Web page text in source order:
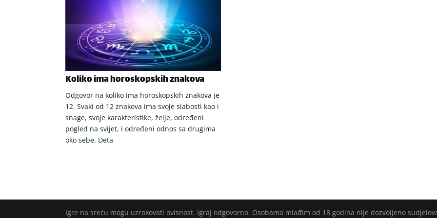
Koliko ima horoskopskih znakova
Odgovor na koliko ima horoskopskih znakova je
12. Svaki od 12 znakova ima svoje slabosti kao i
snage, svoje karakteristike, želje, određeni
pogled na svijet, i određeni odnos sa drugima
oko sebe. Deta
Igre na sreću mogu uzrokovati ovisnost. Igraj odgovorno. Osobama mlađim od 18 godina nije dozvoljeno